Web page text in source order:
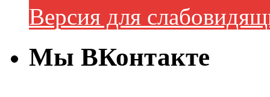
Версия для
Мы ВКонтакте